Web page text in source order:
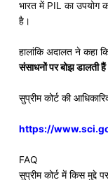
भारत में PIL का उपयोग
है।
हालांकि अदालत ने कहा
संसाधनों पर बोझ डालती हैं
सुप्रीम कोर्ट की
https://
FAQ
सुप्रीम कोर्ट में किस मुद्दे